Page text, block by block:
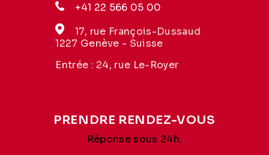
+41 22 566 05 00
17, rue François-Dussaud
1227 Genève - Suisse
Entrée : 24, rue Le-Royer
PRENDRE RENDEZ-VOUS
Réponse sous 24h.